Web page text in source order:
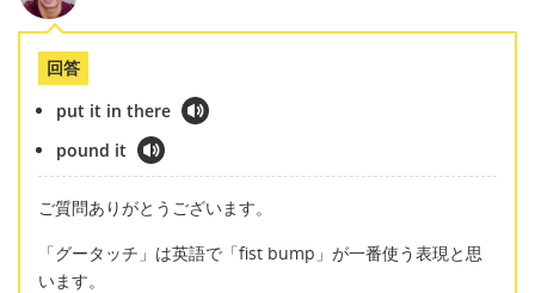
回答
put it in there
pound it
ご質問ありがとうございます。
「グータッチ」は英語で「fist bump」が一番使う表現と思
います。